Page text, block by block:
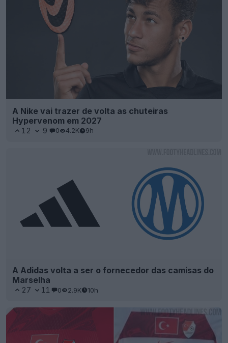
A Nike vai trazer de volta as chuteiras
Hypervenom em 2027
12 9 0 4.2K 9h
A Adidas volta a ser o fornecedor das camisas do
Marselha
27 11 0 2.9K 10h